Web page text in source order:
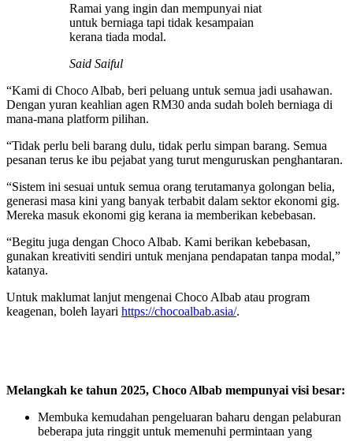
Ramai yang ingin dan mempunyai niat
untuk berniaga tapi tidak kesampaian
kerana tiada modal.
Said Saiful
“Kami di Choco Albab, beri peluang untuk semua jadi usahawan.
Dengan yuran keahlian agen RM30 anda sudah boleh berniaga di
mana-mana platform pilihan.
“Tidak perlu beli barang dulu, tidak perlu simpan barang. Semua
pesanan terus ke ibu pejabat yang turut menguruskan penghantaran.
“Sistem ini sesuai untuk semua orang terutamanya golongan belia,
generasi masa kini yang banyak terbabit dalam sektor ekonomi gig.
Mereka masuk ekonomi gig kerana ia memberikan kebebasan.
“Begitu juga dengan Choco Albab. Kami berikan kebebasan,
gunakan kreativiti sendiri untuk menjana pendapatan tanpa modal,”
katanya.
Untuk maklumat lanjut mengenai Choco Albab atau program
keagenan, boleh layari https://chocoalbab.asia/.
Melangkah ke tahun 2025, Choco Albab mempunyai visi besar:
Membuka kemudahan pengeluaran baharu dengan pelaburan
beberapa juta ringgit untuk memenuhi permintaan yang